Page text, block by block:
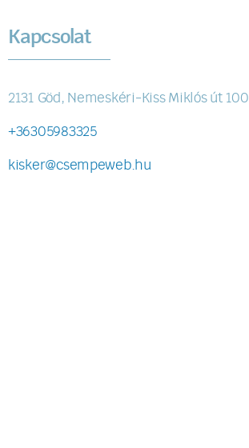
Kapcsolat
2131 Göd, Nemeskéri-Kiss Miklós út 100.
+36305983325
kisker@csempeweb.hu